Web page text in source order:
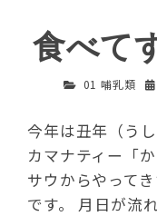
食べて
01 哺乳類
今年は丑年（う
カマナティー「
サウからやって
です。 月日が流